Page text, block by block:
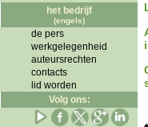
het bedrijf
(engels)
de pers
werkgelegenheid
auteursrechten
contacts
lid worden
Volg ons: